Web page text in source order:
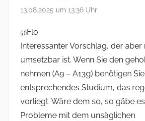
13.08.2025 um 13:36 Uhr
@Flo
Interessanter Vorschlag, der aber
umsetzbar ist. Wenn Sie den
nehmen (A9 – A13g) benötigen
entsprechendes Studium, das
vorliegt. Wäre dem so, so gäbe
Probleme mit dem unsäglichen